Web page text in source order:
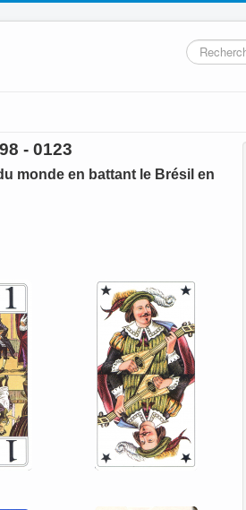
Rechercher
- 0123
monde en battant le Brésil en